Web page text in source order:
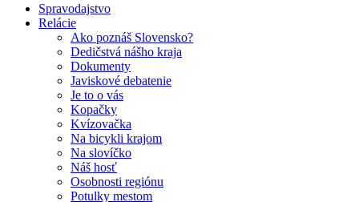
Spravodajstvo
Relácie
Ako poznáš Slovensko?
Dedičstvá nášho kraja
Dokumenty
Javiskové debatenie
Je to o vás
Kopačky
Kvízovačka
Na bicykli krajom
Na slovíčko
Náš hosť
Osobnosti regiónu
Potulky mestom